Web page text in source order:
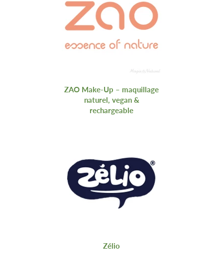
ZAO Make‑Up – maquillage
naturel, vegan &
rechargeable
Zélio